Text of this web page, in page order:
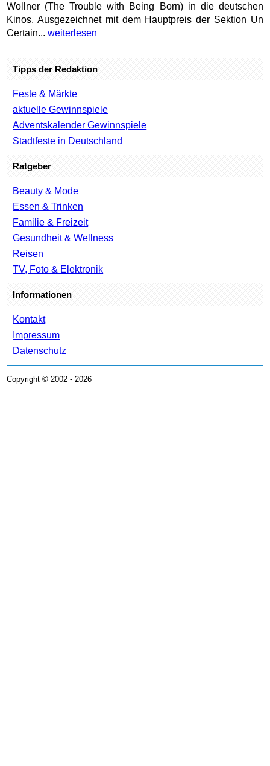
Wollner (The Trouble with Being Born) in die deutschen
Kinos. Ausgezeichnet mit dem Hauptpreis der Sektion Un
Certain... weiterlesen
Tipps der Redaktion
Feste & Märkte
aktuelle Gewinnspiele
Adventskalender Gewinnspiele
Stadtfeste in Deutschland
Ratgeber
Beauty & Mode
Essen & Trinken
Familie & Freizeit
Gesundheit & Wellness
Reisen
TV, Foto & Elektronik
Informationen
Kontakt
Impressum
Datenschutz
Copyright © 2002 - 2026